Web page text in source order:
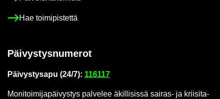
Hae toi­mi­pis­tet­tä
Päi­vys­tys­nu­me­rot
Päi­vys­tys­a­pu (24/7): 116117
Mo­ni­toi­mi­ja­päi­vys­tys pal­ve­lee äkil­li­sis­sä sairas-​ ja krii­si­ta­